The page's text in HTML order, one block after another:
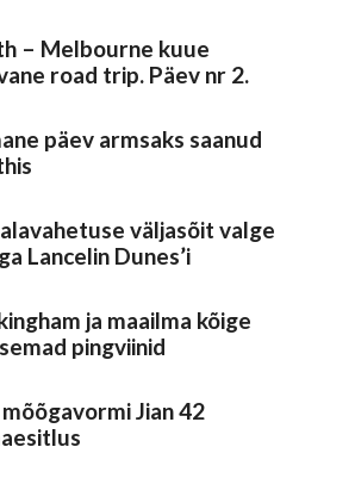
– Melbourne kuue
road trip. Päev nr 2.
päev armsaks saanud
väljasõit valge
Lancelin Dunes’i
ja maailma kõige
pingviinid
mõõgavormi Jian 42